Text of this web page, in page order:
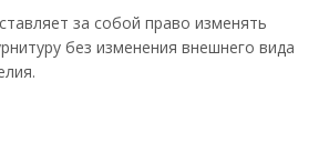
за собой право изменять
без изменения внешнего вида